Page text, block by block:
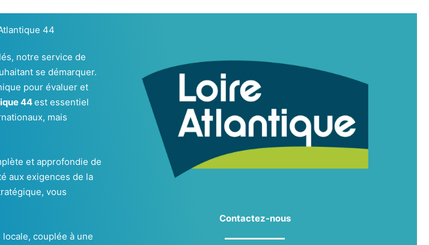
44
notre service de
se démarquer.
pour évaluer et
44est essentiel
mais
et approfondie de
aux exigences de la
vous
locale, couplée à une
Contactez-nous